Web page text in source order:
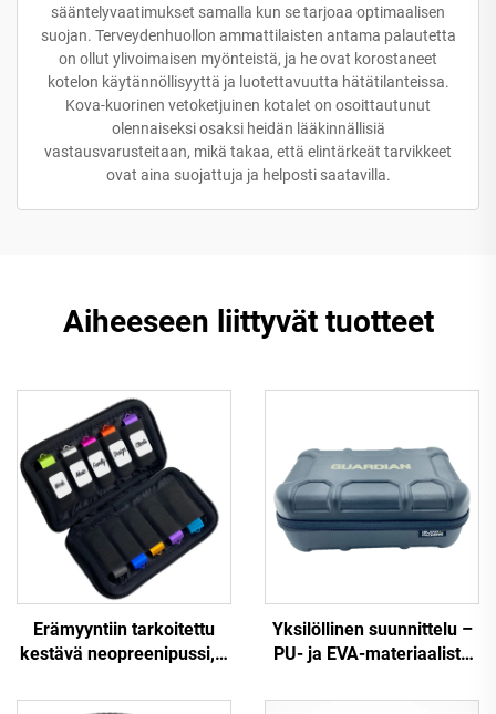
sääntelyvaatimukset samalla kun se tarjoaa optimaalisen
suojan. Terveydenhuollon ammattilaisten antama palautetta
on ollut ylivoimaisen myönteistä, ja he ovat korostaneet
kotelon käytännöllisyyttä ja luotettavuutta hätätilanteissa.
Kova-kuorinen vetoketjuinen kotalet on osoittautunut
olennaiseksi osaksi heidän lääkinnällisiä
vastausvarusteitaan, mikä takaa, että elintärkeät tarvikkeet
ovat aina suojattuja ja helposti saatavilla.
Aiheeseen liittyvät tuotteet
Erämyyntiin tarkoitettu
kestävä neopreenipussi, 6
sulkeutuva,
Yksilöllinen suunnittelu –
PU- ja EVA-materiaalista
teknikoiden EVA-